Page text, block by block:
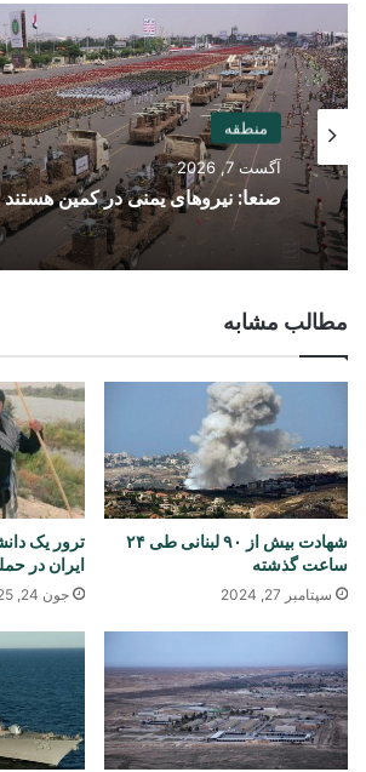
منطقه
آگست 7, 2026
صنعا: نیروهای یمنی در کمین هستند
مطالب مشابه
شهادت بیش از ۹۰ لبنانی طی ۲۴
ساعت گذشته
سپتامبر 27, 2024
ترور یک
ایران در
جون 24, 2025